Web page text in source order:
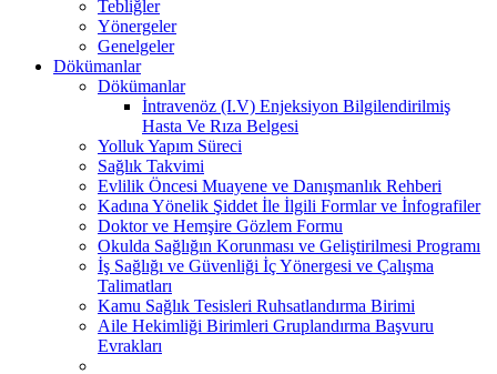
Tebliğler
Yönergeler
Genelgeler
Dökümanlar
Dökümanlar
İntravenöz (I.V) Enjeksiyon Bilgilendirilmiş
Hasta Ve Rıza Belgesi
Yolluk Yapım Süreci
Sağlık Takvimi
Evlilik Öncesi Muayene ve Danışmanlık Rehberi
Kadına Yönelik Şiddet İle İlgili Formlar ve İnfografiler
Doktor ve Hemşire Gözlem Formu
Okulda Sağlığın Korunması ve Geliştirilmesi Programı
İş Sağlığı ve Güvenliği İç Yönergesi ve Çalışma
Talimatları
Kamu Sağlık Tesisleri Ruhsatlandırma Birimi
Aile Hekimliği Birimleri Gruplandırma Başvuru
Evrakları